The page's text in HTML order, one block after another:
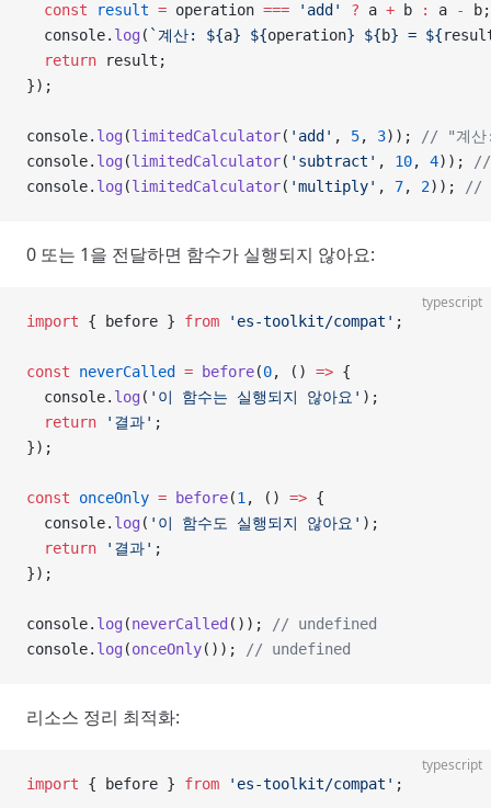
  const
result = operation === 'add' ? a + b : a -
b;
  console.
log ( `계산: ${a} ${operation} ${b} = ${
  return
result;
});
console. log (limitedCalculator( 'add' , 5, 3));
// "계
console. log (limitedCalculator( 'subtract' , 10, 4));
//
console. log (limitedCalculator( 'multiply' , 7, 2)); //
0 또는 1을 전달하면 함수가 실행되지 않아요:
typescript
import { before } from 'es-toolkit/compat' ;
const neverCalled = before(0, () => {
  console.
log ( '이 함수는 실행되지 않아요' );
  return
'결과' ;
});
const onceOnly = before(1 , () => {
  console.
log ( '이 함수도 실행되지 않아요' );
  return
'결과' ;
});
console. log (neverCalled ());
// undefined
console. log (onceOnly()); // undefined
리소스 정리 최적화:
typescript
import { before } from 'es-toolkit/compat' ;